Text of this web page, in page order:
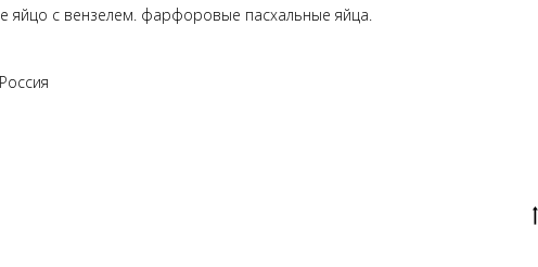
яйцо с вензелем. фарфоровые пасхальные яйца.